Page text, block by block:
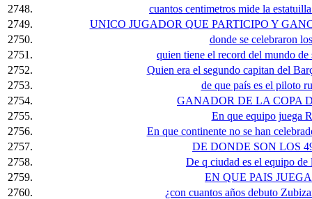
2748.
cuantos centimetros mide la
2749.
UNICO JUGADOR QUE PARTICIPO Y
2750.
donde se celebraron
2751.
quien tiene el record del mundo
2752.
Quien era el segundo capitan del
2753.
de que país es el piloto
2754.
GANADOR DE LA COPA
2755.
En que equipo juega
2756.
En que continente no se han
2757.
DE DONDE SON LOS
2758.
De q ciudad es el equipo
2759.
EN QUE PAIS
2760.
¿con cuantos años debuto